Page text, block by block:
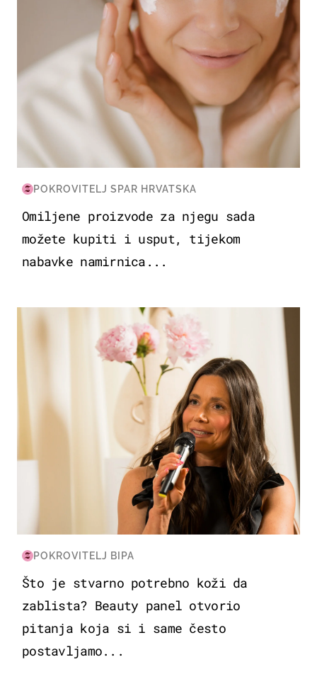
POKROVITELJ SPAR HRVATSKA
Omiljene proizvode za njegu sada
možete kupiti i usput, tijekom
nabavke namirnica...
MODA & LJEPOTA
POKROVITELJ BIPA
Što je stvarno potrebno koži da
zablista? Beauty panel otvorio
pitanja koja si i same često
postavljamo...